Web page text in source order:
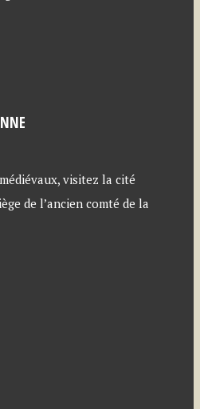
visitez la cité
de l’ancien comté de la